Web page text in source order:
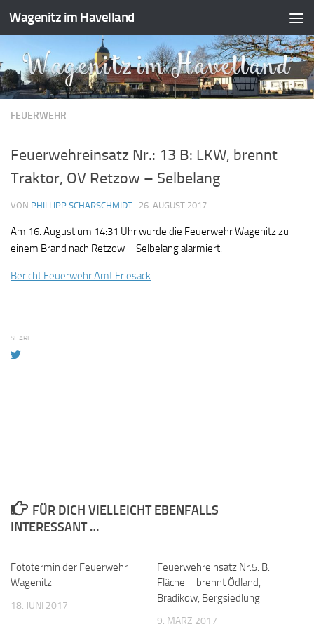
Zum Inhalt springen
Wagenitz im Havelland
FEUERWEHR
Feuerwehreinsatz Nr.: 13 B: LKW, brennt
Traktor, OV Retzow – Selbelang
VON PHILLIPP SCHARSCHMIDT · 26. AUGUST 2017
Am 16. August um 14:31 Uhr wurde die Feuerwehr Wagenitz zu
einem Brand nach Retzow – Selbelang alarmiert.
Bericht Feuerwehr Amt Friesack
SHARE
FÜR DICH VIELLEICHT EBENFALLS
INTERESSANT …
Fototermin der Feuerwehr
Wagenitz
18. JUNI 2017
Feuerwehreinsatz Nr.5: B:
Fläche – brennt Ödland,
Brädikow, Bergsiedlung
9. MÄRZ 2017